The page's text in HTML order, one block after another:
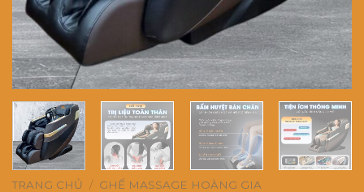
TRANG CHỦ / GHẾ MASSAGE HOÀNG GIA